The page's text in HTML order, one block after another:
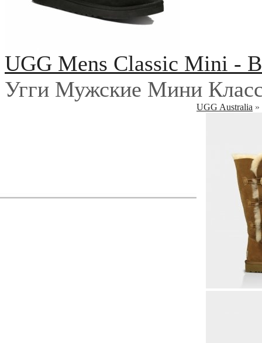
UGG Mens Classic Mini -
Угги Мужские Мини
UGG Australia »